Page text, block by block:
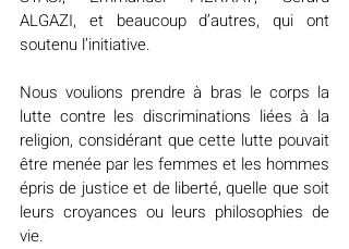
ALGAZI, et beaucoup d’autres, qui ont
soutenu l’initiative.
Nous voulions prendre à bras le corps la
lutte contre les discriminations liées à la
religion, considérant que cette lutte pouvait
être menée par les femmes et les hommes
épris de justice et de liberté, quelle que soit
leurs croyances ou leurs philosophies de
vie.